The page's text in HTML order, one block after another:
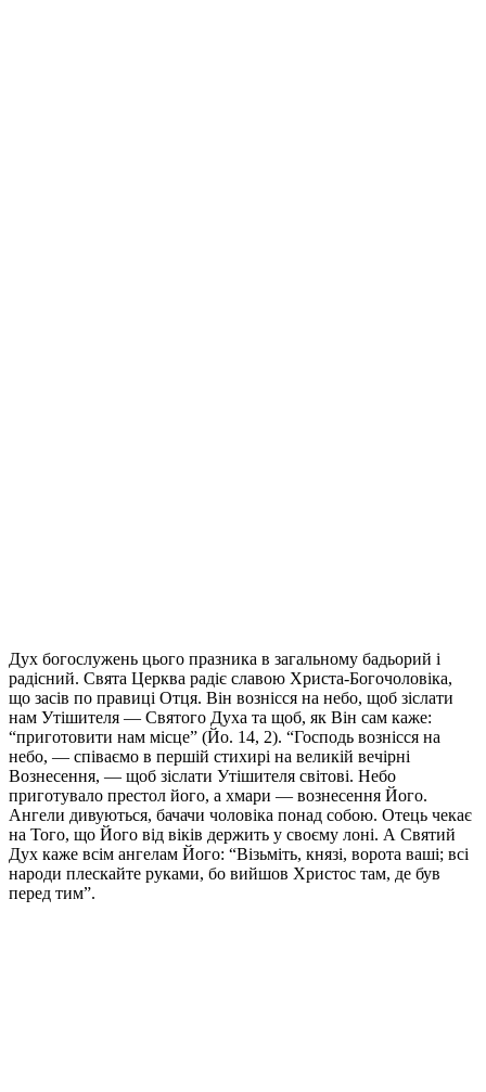
Дух богослужень цього празника в загальному бадьорий і
радісний. Свята Церква радіє славою Христа-Богочоловіка,
що засів по правиці Отця. Він вознісся на небо, щоб зіслати
нам Утішителя — Святого Духа та щоб, як Він сам каже:
“приготовити нам місце” (Йо. 14, 2). “Господь вознісся на
небо, — співаємо в першій стихирі на великій вечірні
Вознесення, — щоб зіслати Утішителя світові. Небо
приготувало престол його, а хмари — вознесення Його.
Ангели дивуються, бачачи чоловіка понад собою. Отець чекає
на Того, що Його від віків держить у своєму лоні. А Святий
Дух каже всім ангелам Його: “Візьміть, князі, ворота ваші; всі
народи плескайте руками, бо вийшов Христос там, де був
перед тим”.